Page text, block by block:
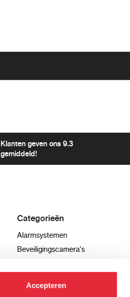
Klanten geven ons 9.3
gemiddeld!
Categorieën
Alarmsystemen
Hikvision camera's